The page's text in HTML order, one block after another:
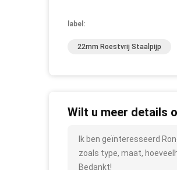
label:
22mm Roestvrij Staalpijp
Wilt u meer details
Ik ben geïnteresseerd
zoals type, maat,
Bedankt!